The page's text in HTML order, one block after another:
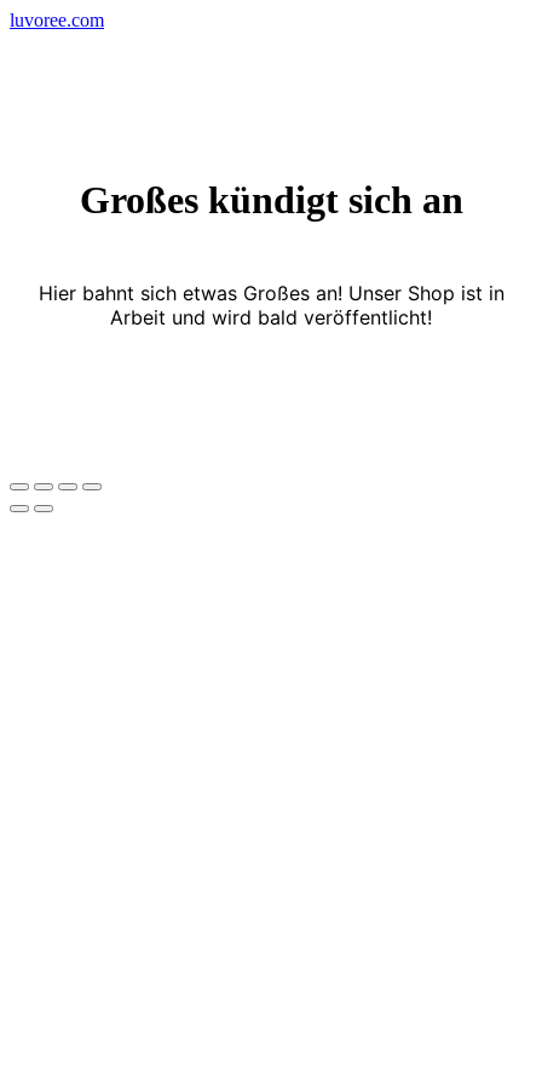
Skip
luvoree.com
Großes kündigt sich an
Hier bahnt sich etwas Großes an! Unser Shop ist in
Arbeit und wird bald veröffentlicht!